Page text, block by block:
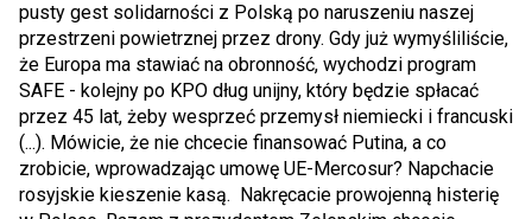
pusty gest solidarności z Polską po naruszeniu naszej
przestrzeni powietrznej przez drony. Gdy już wymyśliliście,
że Europa ma stawiać na obronność, wychodzi program
SAFE - kolejny po KPO dług unijny, który będzie spłacać
przez 45 lat, żeby wesprzeć przemysł niemiecki i francuski
(...). Mówicie, że nie chcecie finansować Putina, a co
zrobicie, wprowadzając umowę UE-Mercosur? Napchacie
rosyjskie kieszenie kasą. Nakręcacie prowojenną histerię